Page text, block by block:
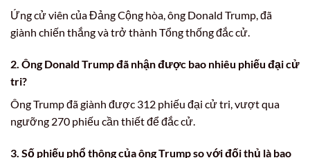
Ứng cử viên của Đảng Cộng hòa, ông Donald Trump, đã
giành chiến thắng và trở thành Tổng thống đắc cử.
2. Ông Donald Trump đã nhận được bao nhiêu phiếu đại cử
tri?
Ông Trump đã giành được 312 phiếu đại cử tri, vượt qua
ngưỡng 270 phiếu cần thiết để đắc cử.
3. Số phiếu phổ thông của ông Trump so với đối thủ là bao